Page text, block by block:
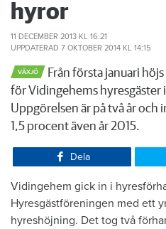
hyror
11 DECEMBER 2013 KL 16:21
UPPDATERAD 7 OKTOBER 2014 KL 14:15
VÄXJÖ
Från första januari
för Vidingehems hyresgäster
Uppgörelsen är på två år och
1,5 procent även år 2015.
Dela
Vidingehem gick in i
Hyresgästföreningen med ett
hyreshöjning. Det tog två